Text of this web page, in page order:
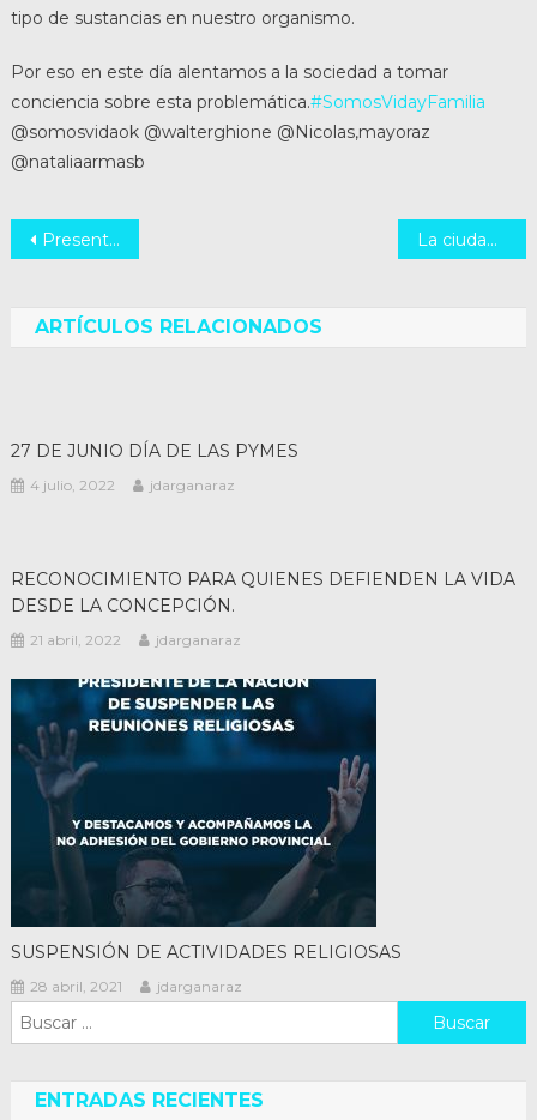
tipo de sustancias en nuestro organismo.
Por eso en este día alentamos a la sociedad a tomar
conciencia sobre esta problemática.#SomosVidayFamilia
@somosvidaok @walterghione @Nicolas,mayoraz
@nataliaarmasb
Navegación
entradas
Presentamos 10 meses de gestión. La ciudad de Santa Fe celebra sus 447 años
ARTÍCULOS RELACIONADOS
27 DE JUNIO DÍA DE LAS PYMES
4 julio, 2022 jdarganaraz
RECONOCIMIENTO PARA QUIENES DEFIENDEN LA VIDA
DESDE LA CONCEPCIÓN.
21 abril, 2022 jdarganaraz
SUSPENSIÓN DE ACTIVIDADES RELIGIOSAS
28 abril, 2021 jdarganaraz
Buscar:
ENTRADAS RECIENTES